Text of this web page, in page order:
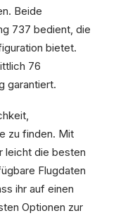
Beide
737 bedient, die
bietet.
76
garantiert.
zu finden. Mit
leicht die besten
Flugdaten
ihr auf einen
Optionen zur